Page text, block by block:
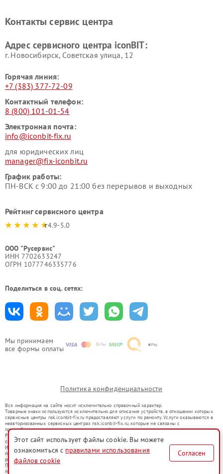
Мы принимаем
все формы оплаты
Контакты сервис центра
Адрес сервисного центра iconBIT:
г. Новосибирск, Советская улица, 12
Горячая линия:
+7 (383) 377-72-09
Контактный телефон:
8 (800) 101-01-54
Электронная почта:
info@iconbit-fix.ru
для юридических лиц
manager@fix-iconbit.ru
График работы:
ПН-ВСК с 9:00 до 21:00 без перерывов и выходных
Рейтинг сервисного центра
4.9-5.0
ООО "Русервис"
ИНН 7702633247
ОГРН 1077746335776
Поделиться в соц. сетях:
Политика конфиденциальности
Вся информация на сайте носит исключительно справочный характер.
Товарные знаки используются исключительно для описания устройств, в отношении которых
сервисные центры nsk.iconbit-fix.ru предоставляют услуги по ремонту. Услуги оказываются в
неавторизованных сервисных центрах nsk.iconbit-fix.ru, которые не связаны с
правообладателями товарных знаков или их официальными представителями.
Ремонт осуществляется для устройств, уже введенных в гражданский оборот в соответствии
со статьей 1487 ГК РФ.
Использование товарных знаков не преследует цели индивидуализации услуг или введения
потребителей в заблуждение, а служит для информирования о предоставляемых услугах по
ремонту техники указанных брендов.
Представленная на сайте информация не является публичной офертой, определяемой
положениями Статьи 437(2) Гражданского кодекса РФ
Этот сайт использует файлы cookie. Вы можете
ознакомиться с правилами использования
файлов cookie
Согласен